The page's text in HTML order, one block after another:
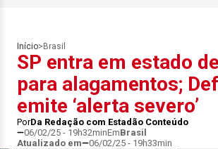
Início> Brasil
SP entra em estado
para alagamentos;
emite ‘alerta severo’
PorDa Redação com Estadão Conteúdo
06/02/25 - 19h32minEmBrasil
Atualizado em
06/02/25 - 19h33min